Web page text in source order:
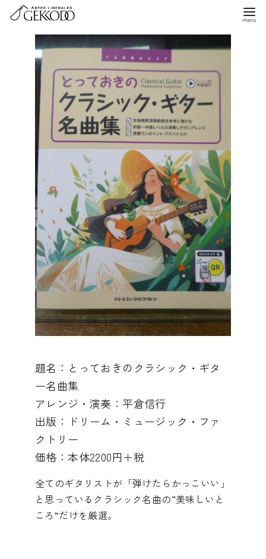
題名：とっておきのクラシック・ギタ
ー名曲集
アレンジ・演奏：平倉信行
出版：ドリーム・ミュージック・ファ
クトリー
価格：本体2200円＋税
全てのギタリストが「弾けたらかっこいい」
と思っているクラシック名曲の“美味しいと
ころ”だけを厳選。